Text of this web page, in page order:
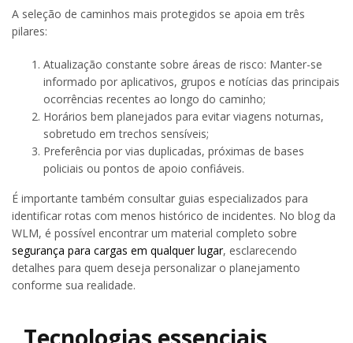
A seleção de caminhos mais protegidos se apoia em três
pilares:
Atualização constante sobre áreas de risco: Manter-se
informado por aplicativos, grupos e notícias das principais
ocorrências recentes ao longo do caminho;
Horários bem planejados para evitar viagens noturnas,
sobretudo em trechos sensíveis;
Preferência por vias duplicadas, próximas de bases
policiais ou pontos de apoio confiáveis.
É importante também consultar guias especializados para
identificar rotas com menos histórico de incidentes. No blog da
WLM, é possível encontrar um material completo sobre
segurança para cargas em qualquer lugar, esclarecendo
detalhes para quem deseja personalizar o planejamento
conforme sua realidade.